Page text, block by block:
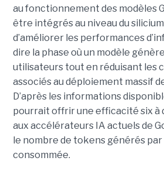
au fonctionnement des modèles
être intégrés au niveau du
d’améliorer les performances
dire la phase où un modèle
utilisateurs tout en réduisant les
associés au déploiement massif
D’après les informations
pourrait offrir une efficacité six à
aux accélérateurs IA actuels de
le nombre de tokens générés par
consommée.